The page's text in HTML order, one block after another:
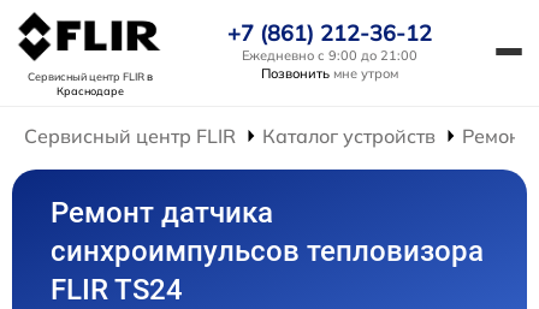
Сервисный центр FLIRв
Краснодаре
+7 (861) 212-36-12
Ежедневно с 9:00 до 21:00
Позвонить мне утром
Сервисный центр FLIR Каталог устройств Ремонт
Ремонт датчика
синхроимпульсов тепловизора
FLIR TS24